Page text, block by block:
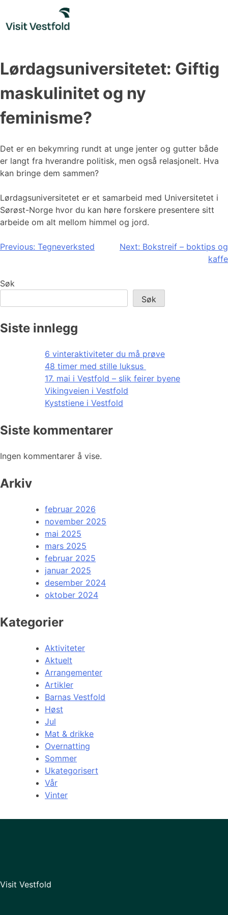
content
Lørdagsuniversitetet: Giftig
maskulinitet og ny
feminisme?
Det er en bekymring rundt at unge jenter og gutter både
er langt fra hverandre politisk, men også relasjonelt. Hva
kan bringe dem sammen?
Lørdagsuniversitetet er et samarbeid med Universitetet i
Sørøst-Norge hvor du kan høre forskere presentere sitt
arbeide om alt mellom himmel og jord.
Innleggsnavigasjon
Previous: Tegneverksted Next: Bokstreif – boktips og
kaffe
Søk
Søk
Siste innlegg
6 vinteraktiviteter du må prøve
48 timer med stille luksus
17. mai i Vestfold – slik feirer byene
Vikingveien i Vestfold
Kyststiene i Vestfold
Siste kommentarer
Ingen kommentarer å vise.
Arkiv
februar 2026
november 2025
mai 2025
mars 2025
februar 2025
januar 2025
desember 2024
oktober 2024
Kategorier
Aktiviteter
Aktuelt
Arrangementer
Artikler
Barnas Vestfold
Høst
Jul
Mat & drikke
Overnatting
Sommer
Ukategorisert
Vår
Vinter
Visit Vestfold